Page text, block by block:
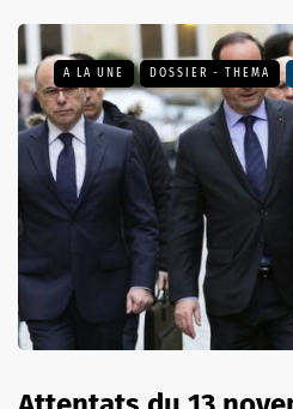
A LA UNE DOSSIER - THEMA